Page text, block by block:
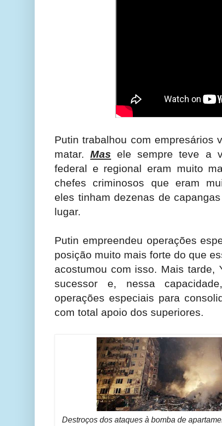
Putin trabalhou com empresários
matar.Mas ele sempre teve a
federal e regional eram muito
chefes criminosos que eram
eles tinham dezenas de
lugar.
Putin empreendeu operações
posição muito mais forte do que
acostumou com isso. Mais tarde,
sucessor e, nessa
operações especiais para
com total apoio dos superiores.
Destroços dos ataques à bomba de